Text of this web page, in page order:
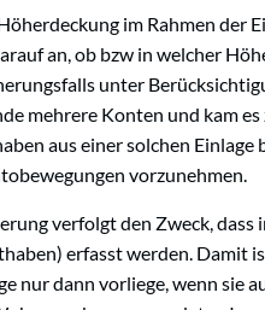
im Rahmen der
an, ob bzw in welcher
unter
mehrere Konten und kam
aus einer solchen
vorzunehmen.
verfolgt den Zweck,
erfasst werden. Damit
nur dann vorliege, wenn sie